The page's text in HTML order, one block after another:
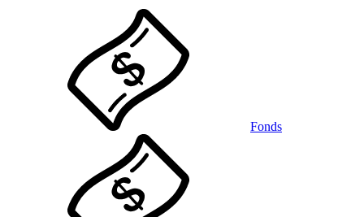
Fonds